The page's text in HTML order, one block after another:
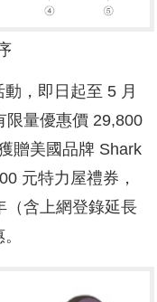
，即日起至 5 月
限量優惠價 29,800
贈美國品牌 Shark
元特力屋禮券，
（含上網登錄延長